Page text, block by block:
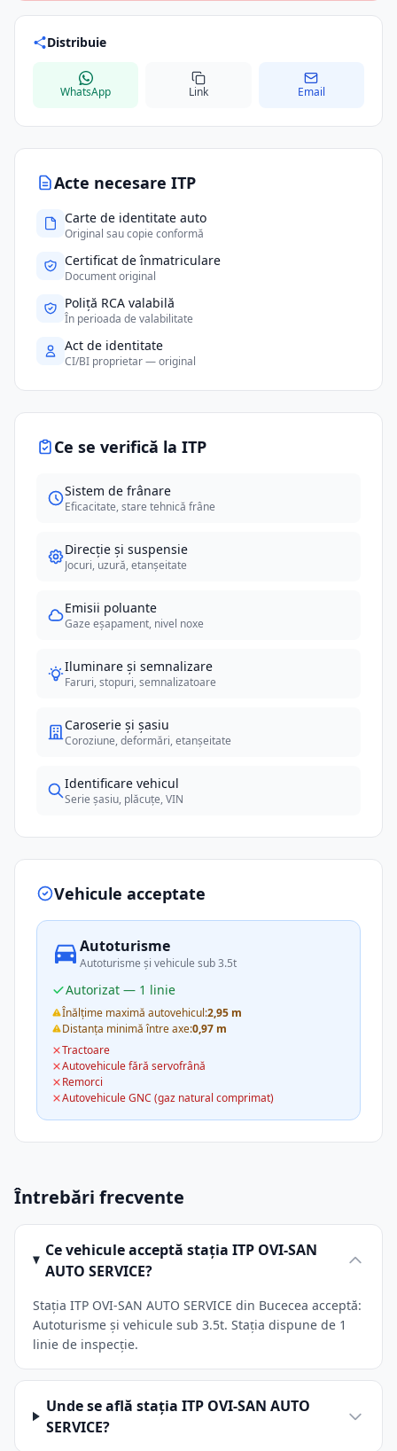
Acte necesare ITP
Carte de identitate auto
Original sau copie conformă
Certificat de înmatriculare
Document original
Poliță RCA valabilă
În perioada de valabilitate
Act de identitate
CI/BI proprietar — original
Ce se verifică la ITP
Sistem de frânare
Eficacitate, stare tehnică frâne
Direcție și suspensie
Jocuri, uzură, etanșeitate
Emisii poluante
Gaze eșapament, nivel noxe
Iluminare și semnalizare
Faruri, stopuri, semnalizatoare
Caroserie și șasiu
Coroziune, deformări, etanșeitate
Identificare vehicul
Serie șasiu, plăcuțe, VIN
Vehicule acceptate
Autoturisme
Autoturisme și vehicule sub 3.5t
Autorizat — 1 linie
Înălțime maximă autovehicul:2,95 m
Distanța minimă între axe:0,97 m
Tractoare
Autovehicule fără servofrână
Remorci
Autovehicule GNC (gaz natural comprimat)
Distribuie
WhatsApp Link Email
Întrebări frecvente
Ce vehicule acceptă stația ITP OVI-SAN
AUTO SERVICE?
Stația ITP OVI-SAN AUTO SERVICE din Bucecea acceptă:
Autoturisme și vehicule sub 3.5t. Stația dispune de 1
linie de inspecție.
Unde se află stația ITP OVI-SAN AUTO
SERVICE?